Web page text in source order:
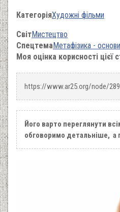
КатегоріяХудожні фільми
СвітМистецтво
СпецтемаМетафізика - основи
Моя оцінка корисності цієї
https://www.ar25.org/node/
Його варто переглянути
обговоримо детальніше, а